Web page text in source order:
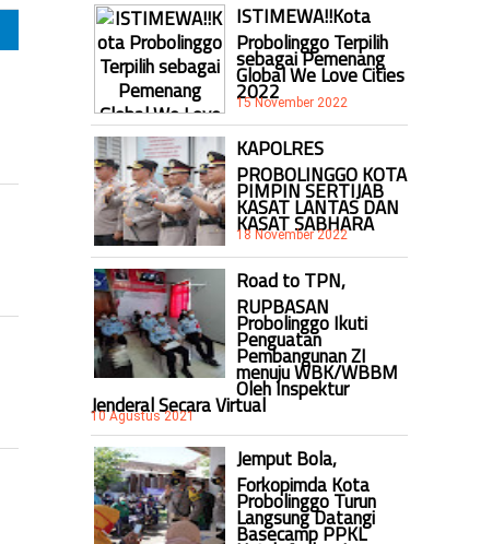
ISTIMEWA!!Kota
Probolinggo Terpilih
sebagai Pemenang
Global We Love Cities
2022
15 November 2022
KAPOLRES
PROBOLINGGO KOTA
PIMPIN SERTIJAB
KASAT LANTAS DAN
KASAT SABHARA
18 November 2022
Road to TPN,
RUPBASAN
Probolinggo Ikuti
Penguatan
Pembangunan ZI
menuju WBK/WBBM
Oleh Inspektur
Jenderal Secara Virtual
10 Agustus 2021
Jemput Bola,
Forkopimda Kota
Probolinggo Turun
Langsung Datangi
Basecamp PPKL